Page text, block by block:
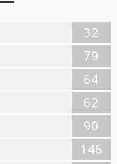
32
79
64
62
90
146